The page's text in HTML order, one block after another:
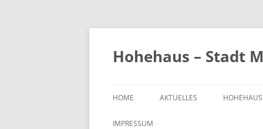
Zum
springen
Hohehaus – Stadt
HOME AKTUELLES HOHEHAUS
IMPRESSUM